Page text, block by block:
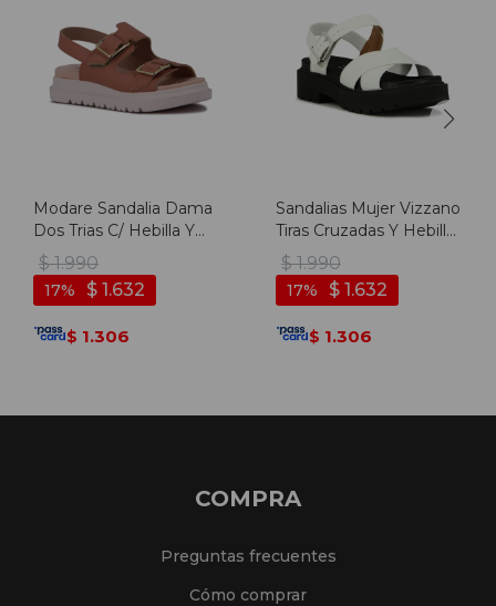
Modare Sandalia Dama
Dos Trias C/ Hebilla Y
Pulsera - Rosa Claro
$ 1.990
$ 1.632
17
$ 1.306
Sandalias Mujer Vizzano
Tiras Cruzadas Y Hebilla
- Blanco-negro
$ 1.990
$ 1.632
17
$ 1.306
COMPRA
Preguntas frecuentes
Cómo comprar